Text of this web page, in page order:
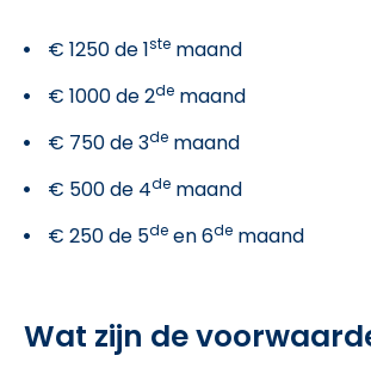
€ 1250 de 1ste maand
€ 1000 de 2de maand
€ 750 de 3de maand
€ 500 de 4de maand
€ 250 de 5de en 6de maand
Wat zijn de